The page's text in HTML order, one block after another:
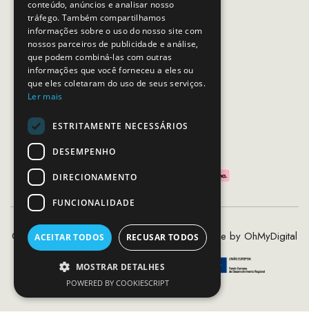
Horário de contacto:
Dias úteis das 10h as 19h
SEGUE-NOS
PAGAMENTOS SEGUROS
©2020 - 2026 MCS - Mob Crew Store | Made by OhMyDigital
conteúdo, anúncios e analisar nosso
tráfego. Também compartilhamos
informações sobre o uso do nosso site com
nossos parceiros de publicidade e análise,
que podem combiná-las com outras
informações que você forneceu a eles ou
que eles coletaram do uso de seus serviços.
Ler mais
ESTRITAMENTE NECESSÁRIOS
DESEMPENHO
DIRECIONAMENTO
FUNCIONALIDADE
ACEITAR TODOS RECUSAR TODOS
MOSTRAR DETALHES
POWERED BY COOKIESCRIPT